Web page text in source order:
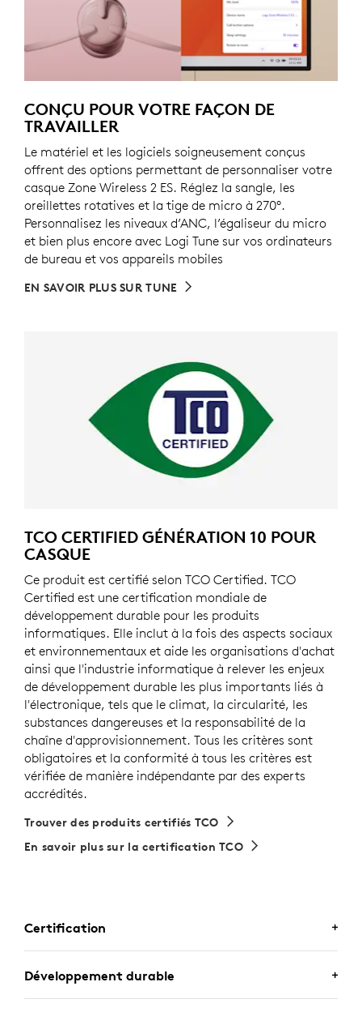
CONÇU POUR VOTRE FAÇON DE
TRAVAILLER
Le matériel et les logiciels soigneusement conçus
offrent des options permettant de personnaliser votre
casque Zone Wireless 2 ES. Réglez la sangle, les
oreillettes rotatives et la tige de micro à 270°.
Personnalisez les niveaux d’ANC, l’égaliseur du micro
et bien plus encore avec Logi Tune sur vos ordinateurs
de bureau et vos appareils mobiles
EN SAVOIR PLUS SUR TUNE
TCO CERTIFIED GÉNÉRATION 10 POUR
CASQUE
Ce produit est certifié selon TCO Certified. TCO
Certified est une certification mondiale de
développement durable pour les produits
informatiques. Elle inclut à la fois des aspects sociaux
et environnementaux et aide les organisations d'achat
ainsi que l'industrie informatique à relever les enjeux
de développement durable les plus importants liés à
l'électronique, tels que le climat, la circularité, les
substances dangereuses et la responsabilité de la
chaîne d'approvisionnement. Tous les critères sont
obligatoires et la conformité à tous les critères est
vérifiée de manière indépendante par des experts
accrédités.
Trouver des produits certifiés TCO
En savoir plus sur la certification TCO
Certification
CERTIFIÉ POUR LES
PROFESSIONNELS
Développement durable